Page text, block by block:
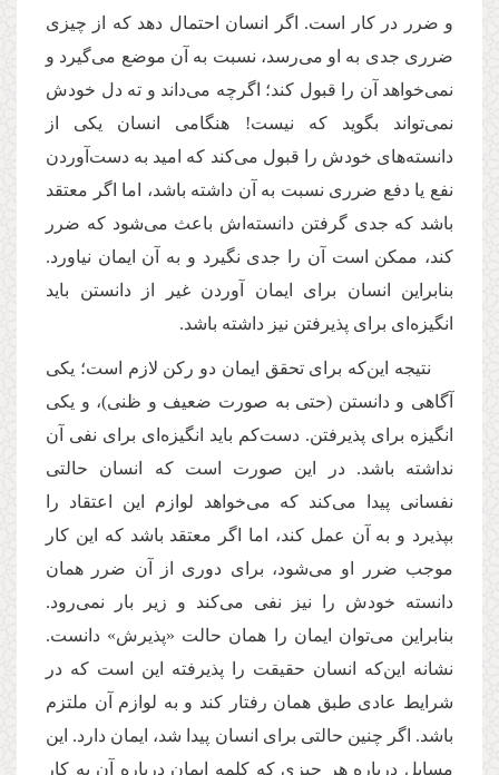
و ضرر در کار است. اگر انسان احتمال دهد که از چیزی
ضرری جدی به او می‌رسد، نسبت به آن موضع می‌گیرد و
نمی‌خواهد آن‌ را قبول کند؛ اگرچه می‌داند و ته دل خودش
نمی‌تواند بگوید که نیست! هنگامی انسان یکی از
دانسته‌های خودش را قبول می‌کند که امید به دست‌آوردن
نفع یا دفع ضرری نسبت به آن داشته باشد، اما اگر معتقد
باشد که جدی گرفتن دانسته‌اش باعث می‌شود که ضرر
کند، ممکن است آن را جدی نگیرد و به آن ایمان نیاورد.
بنابراین انسان برای ایمان آوردن غیر از دانستن باید
انگیزه‌ای برای پذیرفتن نیز داشته باشد.
نتیجه این‌که برای تحقق ایمان دو رکن لازم است؛ یکی
آگاهی و دانستن (حتی به صورت ضعیف و ظنی)، و یکی
انگیزه‌ برای پذیرفتن. دست‌کم باید انگیزه‌ای برای نفی‌ آن
نداشته باشد. در این صورت است که انسان حالتی
نفسانی پیدا می‌کند که می‌خواهد لوازم این اعتقاد را
بپذیرد و به آن عمل کند، اما اگر معتقد باشد که این کار
موجب ضرر او می‌شود، برای دوری از آن ضرر همان
دانسته‌ خودش را نیز نفی می‌کند و زیر بار نمی‌رود.
بنابراین می‌‌توان ایمان را همان حالت «پذیرش» دانست.
نشانه این‌که انسان حقیقت را پذیرفته این است که در
شرایط عادی طبق همان رفتار کند و به لوازم آن ملتزم
باشد. اگر چنین حالتی برای انسان پیدا شد، ایمان دارد. این
مسایل درباره هر چیزی که کلمه ایمان درباره آن به کار